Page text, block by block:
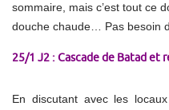
sommaire, mais c’est tout ce
douche chaude… Pas besoin
25/1 J2 : Cascade de Batad et
En discutant avec les